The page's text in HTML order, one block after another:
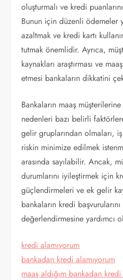
oluşturmalı ve kredi
Bunun için düzenli ödemeler
azaltmak ve kredi kartı
tutmak önemlidir. Ayrıca,
kaynakları araştırması ve
etmesi bankaların dikkatini
Bankaların maaş
nedenleri bazı belirli
gelir gruplarından olmaları,
riskin minimize edilmek
arasında sayılabilir. Ancak,
durumlarını iyileştirmek için
güçlendirmeleri ve ek gelir
bankaların kredi
değerlendirmesine yardımcı
kredi alamıyorum
bankadan kredi alamıyorum
maaş aldığım bankadan